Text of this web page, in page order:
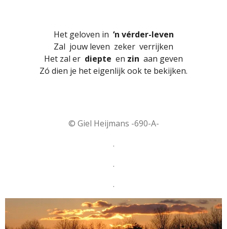
Het geloven in ‘n vérder-leven
Zal jouw leven zeker verrijken
Het zal er diepte en zin aan geven
Zó dien je het eigenlijk ook te bekijken.
© Giel Heijmans -690-A-
.
.
.